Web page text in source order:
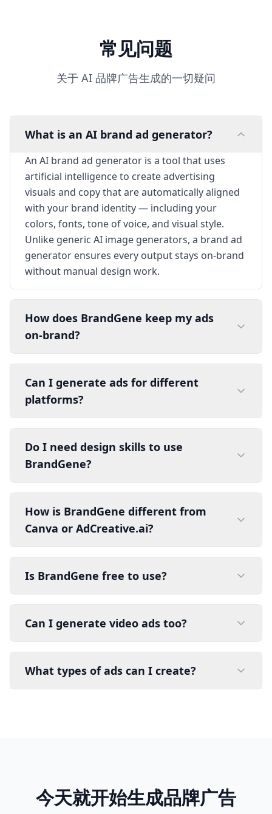
常见问题
关于 AI 品牌广告生成的一切疑问
What is an AI brand ad generator?
An AI brand ad generator is a tool that uses
artificial intelligence to create advertising
visuals and copy that are automatically aligned
with your brand identity — including your
colors, fonts, tone of voice, and visual style.
Unlike generic AI image generators, a brand ad
generator ensures every output stays on-brand
without manual design work.
How does BrandGene keep my ads
on-brand?
Can I generate ads for different
platforms?
Do I need design skills to use
BrandGene?
How is BrandGene different from
Canva or AdCreative.ai?
Is BrandGene free to use?
Can I generate video ads too?
What types of ads can I create?
今天就开始生成品牌广告